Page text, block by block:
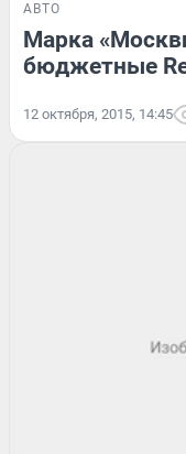
АВТО
Марка
бюджетные
12 октября, 2015, 14:45